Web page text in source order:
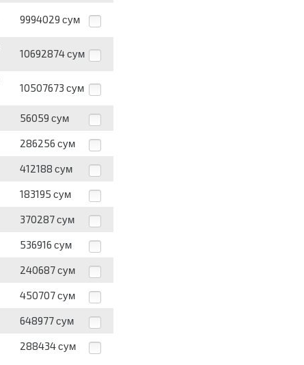
9994029 сум
10692874 сум
10507673 сум
56059 сум
286256 сум
412188 сум
183195 сум
370287 сум
536916 сум
240687 сум
450707 сум
648977 сум
288434 сум